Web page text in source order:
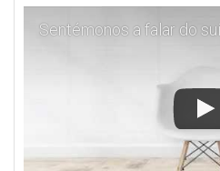
Sentémonos a falar do